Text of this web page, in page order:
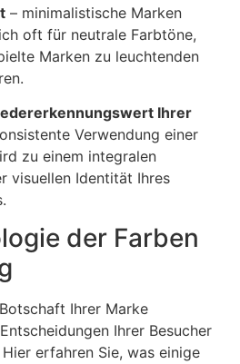
– minimalistische Marken
oft für neutrale Farbtöne,
Marken zu leuchtenden
Ihrer
Verwendung einer
zu einem integralen
visuellen Identität Ihres
der Farben
Ihrer Marke
Ihrer Besucher
erfahren Sie, was einige